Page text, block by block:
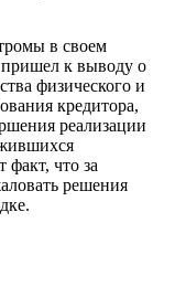
в своем
к выводу о
физического и
кредитора,
реализации
факт, что за
решения